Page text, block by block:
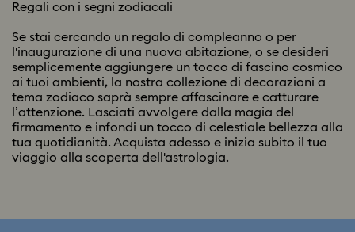
Regali con i segni zodiacali
Se stai cercando un regalo di compleanno o per
l'inaugurazione di una nuova abitazione, o se desideri
semplicemente aggiungere un tocco di fascino cosmico
ai tuoi ambienti, la nostra collezione di decorazioni a
tema zodiaco saprà sempre affascinare e catturare
l’attenzione. Lasciati avvolgere dalla magia del
firmamento e infondi un tocco di celestiale bellezza alla
tua quotidianità. Acquista adesso e inizia subito il tuo
viaggio alla scoperta dell'astrologia.